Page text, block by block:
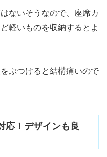
ないそうなので、座席カ
軽いものを収納するとよ
ぶつけると結構痛いので
応！デザインも良